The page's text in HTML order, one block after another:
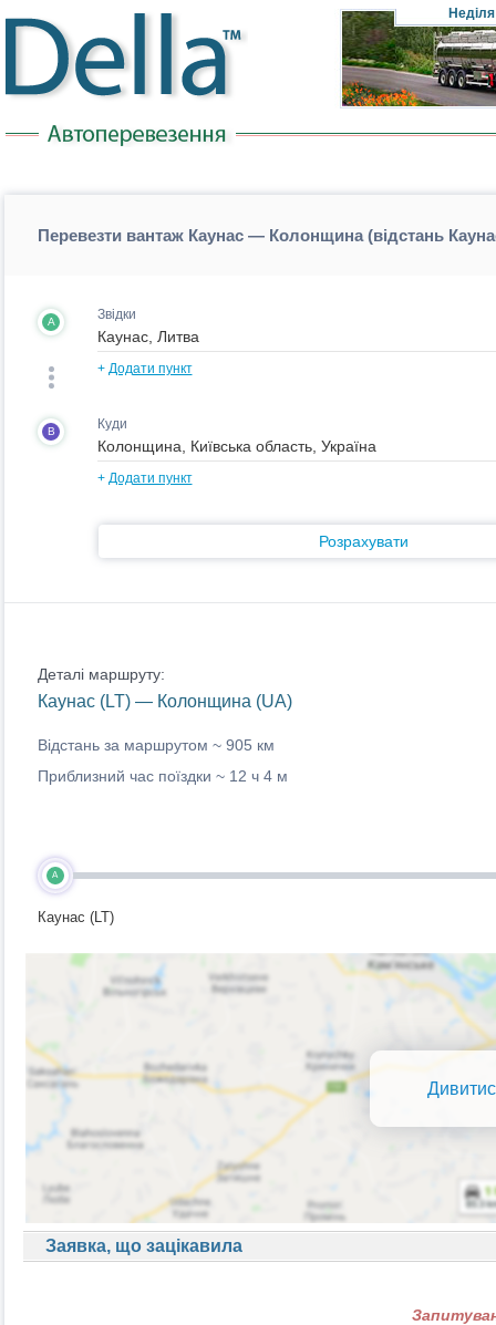
Неділя
Перевезти вантаж Каунас — Колонщина (відстань
A Звідки
+ Додати пункт
B Куди
+ Додати пункт
Розрахувати
Деталі маршруту:
Каунас (LT) — Колонщина (UA)
Відстань за маршрутом ~ 905 км
Приблизний час поїздки ~ 12 ч 4 м
A
Каунас (LT)
Заявка, що зацікавила